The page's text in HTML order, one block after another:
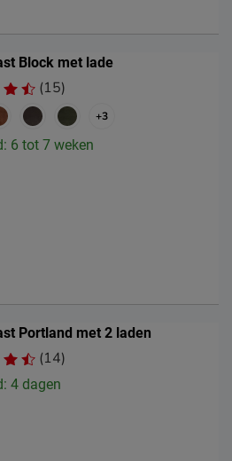
Block met lade
(15)
+3
6 tot 7 weken
Portland met 2 laden
(14)
4 dagen